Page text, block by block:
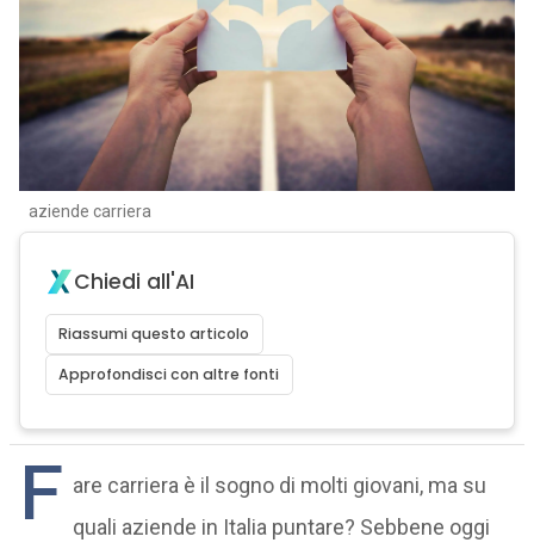
aziende carriera
Chiedi all'AI
Riassumi questo articolo
Approfondisci con altre fonti
F are carriera è il sogno di molti giovani, ma su
quali aziende in Italia puntare? Sebbene oggi